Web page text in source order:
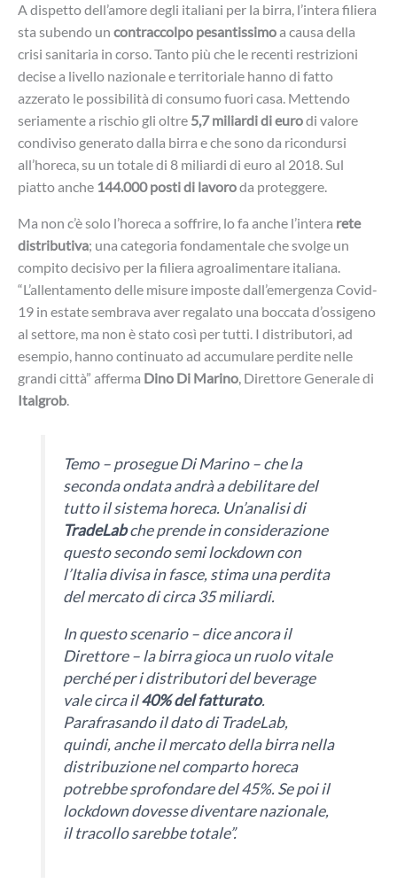
A dispetto dell’amore degli italiani per la birra, l’intera filiera
sta subendo un contraccolpo pesantissimoa causa della
crisi sanitaria in corso. Tanto più che le recenti restrizioni
decise a livello nazionale e territoriale hanno di fatto
azzerato le possibilità di consumo fuori casa. Mettendo
seriamente a rischio gli oltre 5,7 miliardi di eurodi valore
condiviso generato dalla birra e che sono da ricondursi
all’horeca, su un totale di 8 miliardi di euro al 2018. Sul
piatto anche 144.000 posti di lavoroda proteggere.
Ma non c’è solo l’horeca a soffrire, lo fa anche l’intera rete
distributiva; una categoria fondamentale che svolge un
compito decisivo per la filiera agroalimentare italiana.
“L’allentamento delle misure imposte dall’emergenza Covid-
19 in estate sembrava aver regalato una boccata d’ossigeno
al settore, ma non è stato così per tutti. I distributori, ad
esempio, hanno continuato ad accumulare perdite nelle
grandi città” afferma Dino Di Marino, Direttore Generale di
Italgrob.
Temo – prosegue Di Marino – che la
seconda ondata andrà a debilitare del
tutto il sistema horeca. Un’analisi di
TradeLabche prende in considerazione
questo secondo semi lockdown con
l’Italia divisa in fasce, stima una perdita
del mercato di circa 35 miliardi.
In questo scenario – dice ancora il
Direttore – la birra gioca un ruolo vitale
perché per i distributori del beverage
vale circa il40% del fatturato.
Parafrasando il dato di TradeLab,
quindi, anche il mercato della birra nella
distribuzione nel comparto horeca
potrebbe sprofondare del 45%. Se poi il
lockdown dovesse diventare nazionale,
il tracollo sarebbe totale”.